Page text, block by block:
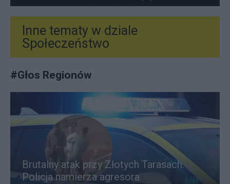
Inne tematy w dziale
Społeczeństwo
#Głos Regionów
Brutalny atak przy Złotych Tarasach.
Policja namierza agresora